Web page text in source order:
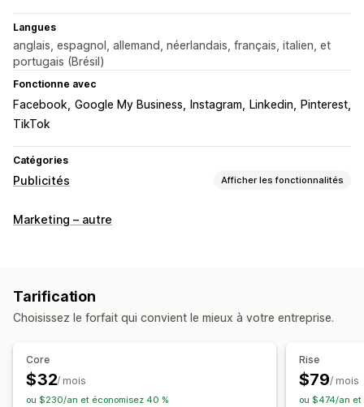
Langues
anglais, espagnol, allemand, néerlandais, français, italien, et
portugais (Brésil)
Fonctionne avec
Facebook Google My Business Instagram Linkedin
Pinterest
TikTok
Catégories
Publicités Afficher les fonctionnalités
Ciblage
Modèles Rédaction assistée par intelligence artificielle
Génération d’images et vidéos par intelligence artificielle
Analyses de performance
Indicateurs d’engagement
Marketing – autre
Tarification
Choisissez le forfait qui convient le mieux à votre entreprise.
Core
$32/ mois
ou $230/an et économisez 40 %
Rise
$79/ mois
ou $474/an et